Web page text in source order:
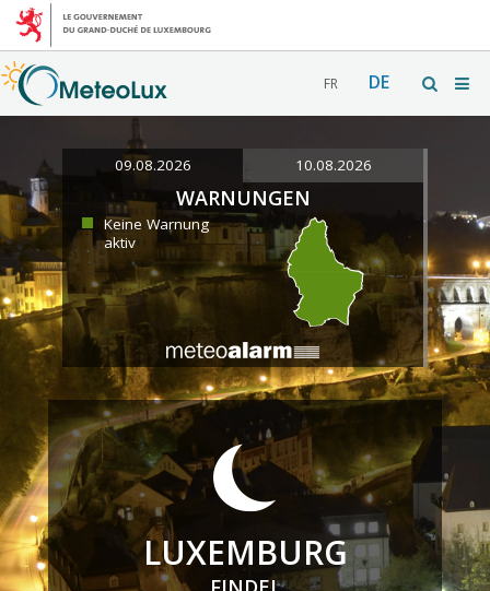
FR DE
09.08.2026 10.08.2026
WARNUNGEN
Keine Warnung
aktiv
LUXEMBURG